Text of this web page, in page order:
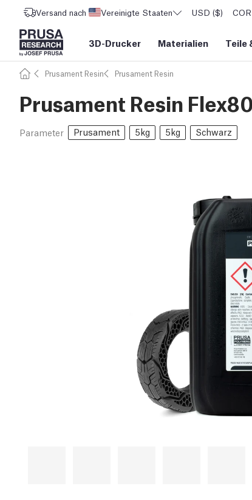
Versand nach Vereinigte Staaten USD ($)
3D-Drucker Materialien Teile
Prusament Resin Prusament Resin
Prusament Resin
Parameter Prusament 5kg 5kg Schwarz